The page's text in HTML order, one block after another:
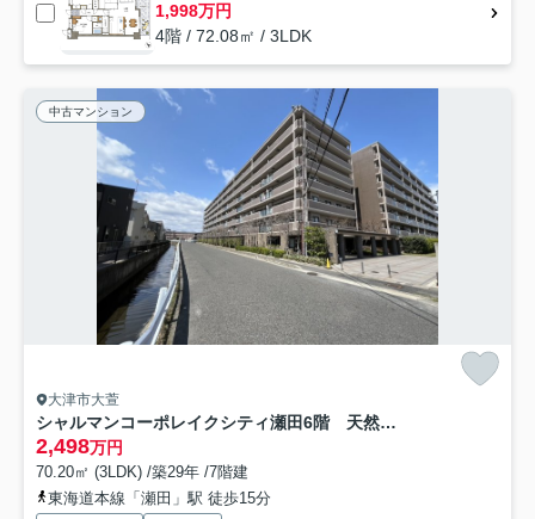
1,998万円
4階 / 72.08㎡ / 3LDK
中古マンション
大津市大萱
シャルマンコーポレイクシティ瀬田6階 天然木フルリノベーション
2,498万円
70.20㎡ (3LDK) /築29年 /7階建
東海道本線「瀬田」駅 徒歩15分